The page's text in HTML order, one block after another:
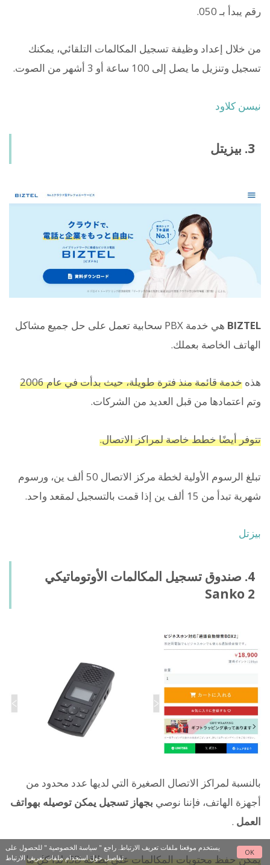
رقم يبدأ بـ 050.
من خلال إعداد وظيفة تسجيل المكالمات التلقائي، يمكنك
تسجيل وتنزيل ما يصل إلى 100 ساعة أو 3 أشهر من الصوت.
نيسن كلاود
3. بيزيتل
BIZTEL
هي خدمة PBX سحابية تعمل على حل جميع مشاكل
الهاتف الخاصة بعملك.
هذه خدمة قائمة منذ فترة طويلة، حيث بدأت في عام 2006
وتم اعتمادها من قبل العديد من الشركات.
تتوفر أيضًا خطط خاصة لمراكز الاتصال.
تبلغ الرسوم الأولية لخطة مركز الاتصال 50 ألف ين، ورسوم
شهرية تبدأ من 15 ألف ين إذا قمت بالتسجيل لمقعد واحد.
بيزتل
4. صندوق تسجيل المكالمات الأوتوماتيكي
Sanko 2
بالنسبة لمراكز الاتصال الصغيرة التي لديها عدد محدود من
أجهزة الهاتف، فإننا نوصي بجهاز تسجيل يمكن توصيله بهواتف
العمل .
يمكن حفظ محتويات المكالمات على بطاقة SD، لذا كل ما
يستخدم موقعنا ملفات تعريف الارتباط. راجع "سياسة الخصوصية " للحصول على
تفاصيل حول استخدام ملفات تعريف الارتباط.
OK